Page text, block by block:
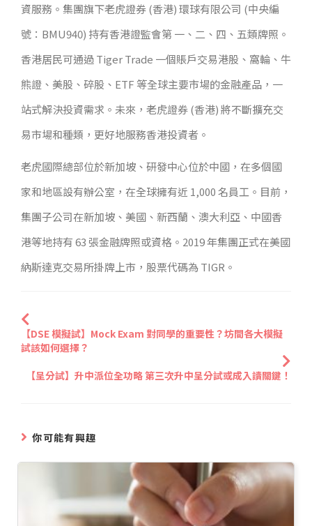
資服務。集團旗下老虎證券 (香港) 環球有限公司 (中央編
號：BMU940) 持有香港證監會第 一、二、四、五類牌照。
香港居民可通過 Tiger Trade 一個賬戶交易港股、窩輪、牛
熊證、美股、碎股、ETF 等全球主要市場的金融產品，一
站式解決投資需求。未來， 老虎證券 (香港) 將不斷擴充交
易市場和種類，更好地服務香港投資者。
老虎國際總部位於新加坡、研發中心位於中國，在多個國
家和地區設有辦公室，在全球擁有近 1,000 名員工。目前，
集團子公司在新加坡、美國、新西蘭、澳大利亞、中國香
港等地持有 63 張金融牌照或資格。2019 年集團正式在美國
納斯達克交易所掛牌上市，股票代碼為 TIGR。
【DSE 模擬試】Mock Exam 對同學的重要性？坊間各大模擬
試該如何選擇？
【呈分試】升中派位全功略 第三次升中呈分試或成入讀關鍵！
你可能有興趣